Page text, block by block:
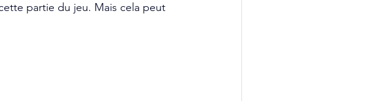
partie du jeu. Mais cela peut